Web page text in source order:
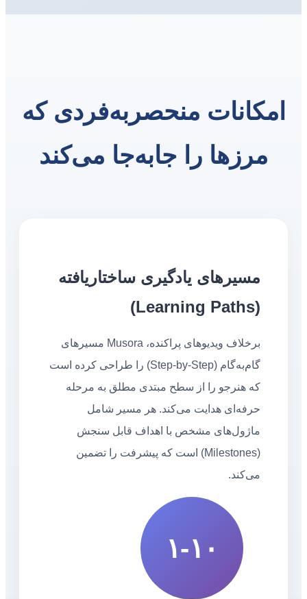
امکانات منحصربه‌فردی که
مرزها را جابه‌جا می‌کند
مسیرهای یادگیری ساختاریافته
(Learning Paths)
برخلاف ویدیوهای پراکنده، Musora مسیرهای
گام‌به‌گام (Step-by-Step) را طراحی کرده است
که هنرجو را از سطح مبتدی مطلق به مرحله
حرفه‌ای هدایت می‌کند. هر مسیر شامل
ماژول‌های مشخص با اهداف قابل سنجش
(Milestones) است که پیشرفت را تضمین
می‌کند.
۱-۱۰